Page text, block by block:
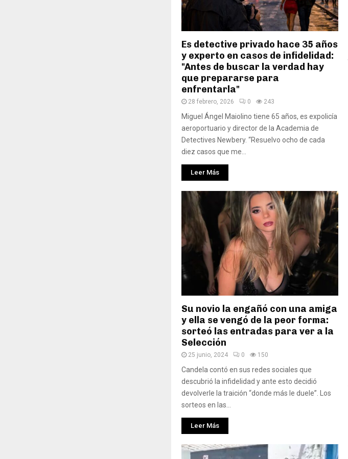
Es detective privado hace 35 años
y experto en casos de infidelidad:
"Antes de buscar la verdad hay
que prepararse para
enfrentarla"
28 febrero, 2026 0 243
Miguel Ángel Maiolino tiene 65 años, es expolicía
aeroportuario y director de la Academia de
Detectives Newbery. “Resuelvo ocho de cada
diez casos que me...
Leer Más
Su novio la engañó con una amiga
y ella se vengó de la peor forma:
sorteó las entradas para ver a la
Selección
25 junio, 2024 0 150
Candela contó en sus redes sociales que
descubrió la infidelidad y ante esto decidió
devolverle la traición “donde más le duele”. Los
sorteos en las...
Leer Más